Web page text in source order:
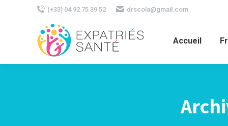
(+33) 04 92 75 39 52 drscola@gmail.com
Accueil